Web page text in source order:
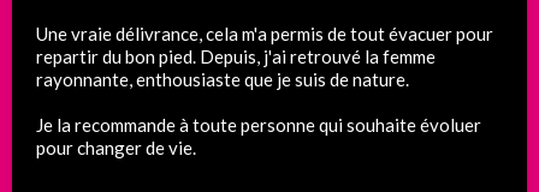
Une vraie délivrance, cela m'a permis de tout évacuer pour
repartir du bon pied. Depuis, j'ai retrouvé la femme
rayonnante, enthousiaste que je suis de nature.
Je la recommande à toute personne qui souhaite évoluer
pour changer de vie.